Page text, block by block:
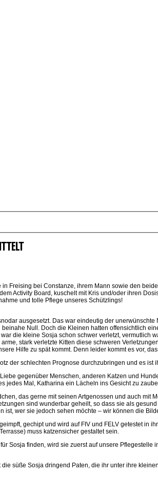
Freising bei Constanze, ihrem Mann sowie den
Activity Board, kuschelt mit Kris und/oder ihren
und tolle Pflege unseres Schützlings!
ausgesetzt. Das war eindeutig der
Null. Doch die Kleinen hatten offensichtlich
die kleine Sosja schon schwer verletzt, vermutlich
stark verletzte Kitten diese schweren
Hilfe zu spät kommt. Denn leider kommt es vor,
der schlechten Prognose durchzubringen und es ist
gegenüber Menschen, anderen Katzen und
jedes Mal, Katharina ein Lächeln ins Gesicht zu
das gerne mit seinen Artgenossen und auch mit
sind wunderbar geheilt, so dass sie als
wer sie jedoch sehen möchte – wir können die
gechipt und wird auf FIV und FELV getestet in
muss katzensicher gestaltet sein.
Sosja finden, wird sie zuerst auf unsere
süße Sosja dringend Paten, die ihr unter ihre